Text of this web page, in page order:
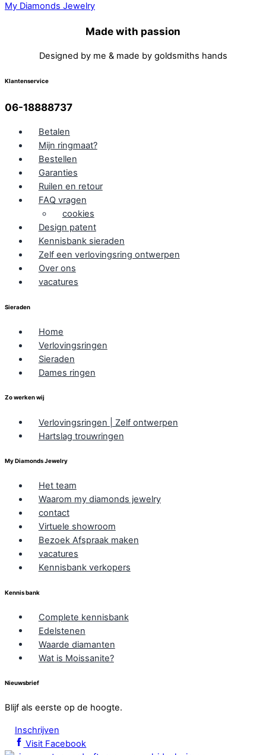
Made with passion
Designed by me & made by goldsmiths hands
Klantenservice
06-18888737
Betalen
Mijn ringmaat?
Bestellen
Garanties
Ruilen en retour
FAQ vragen
cookies
Design patent
Kennisbank sieraden
Zelf een verlovingsring ontwerpen
Over ons
vacatures
Sieraden
Home
Verlovingsringen
Sieraden
Dames ringen
Zo werken wij
Verlovingsringen | Zelf ontwerpen
Hartslag trouwringen
My Diamonds Jewelry
Het team
Waarom my diamonds jewelry
contact
Virtuele showroom
Bezoek Afspraak maken
vacatures
Kennisbank verkopers
Kennis bank
Complete kennisbank
Edelstenen
Waarde diamanten
Wat is Moissanite?
Nieuwsbrief
Blijf als eerste op de hoogte.
Inschrijven
Visit Facebook